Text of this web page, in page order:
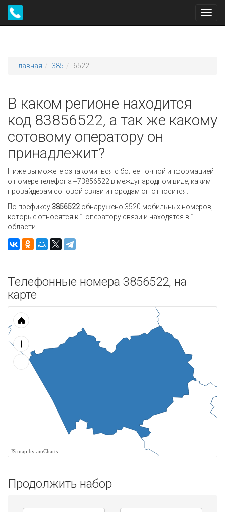
Главная 385 6522
В каком регионе находится
код 83856522, а так же какому
сотовому оператору он
принадлежит?
Ниже вы можете ознакомиться с более точной информацией
о номере телефона +73856522 в международном виде, каким
провайдерам сотовой связи и городам он относится.
По префиксу 3856522 обнаружено 3520 мобильных номеров,
которые относятся к 1 оператору связи и находятся в 1
области.
Телефонные номера 3856522, на
карте
JS map by amCharts
Продолжить набор